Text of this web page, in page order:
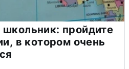
пройдите
в котором очень